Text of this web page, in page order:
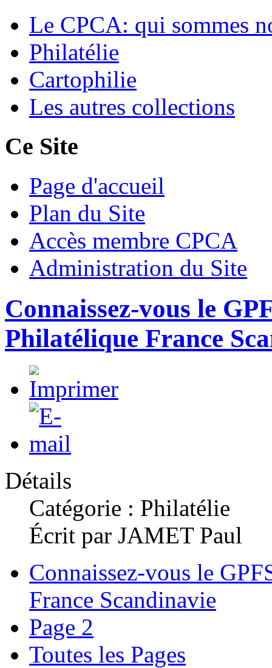
Le CPCA: qui sommes
Philatélie
Cartophilie
Les autres collections
Ce Site
Page d'accueil
Plan du Site
Accès membre CPCA
Administration du Site
Connaissez-vous le
Philatélique France
Détails
Catégorie : Philatélie
Écrit par JAMET Paul
Connaissez-vous le
France Scandinavie
Page 2
Toutes les Pages